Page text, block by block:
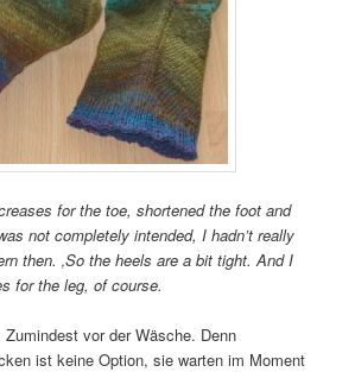
for the toe, shortened the foot and
not completely intended, I hadn’t really
then. ‚So the heels are a bit tight. And I
for the leg, of course.
vor der Wäsche. Denn
ist keine Option, sie warten im Moment